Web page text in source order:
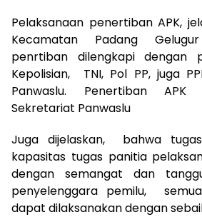
Pelaksanaan penertiban APK,
Kecamatan Padang
penrtiban dilengkapi dengan
Kepolisian, TNI, Pol PP, juga
Panwaslu. Penertiban APK
Sekretariat Panwaslu
Juga dijelaskan, bahwa
kapasitas tugas panitia
dengan semangat dan
penyelenggara pemilu,
dapat dilaksanakan dengan